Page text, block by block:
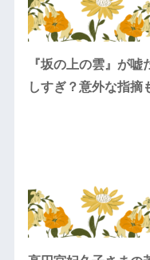
『坂の上の雲』が
しすぎ？意外な指摘